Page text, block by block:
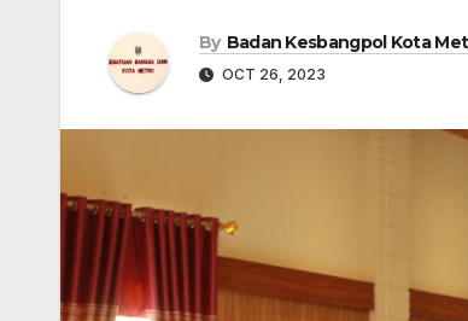
By Badan Kesbangpol Kota
OCT 26, 2023